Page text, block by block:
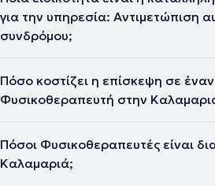
για την υπηρεσία: Αντιμετώπιση
συνδρόμου;
Πόσο κοστίζει η επίσκεψη σε έναν
Φυσικοθεραπευτή στην
Πόσοι Φυσικοθεραπευτές είναι
Καλαμαριά;